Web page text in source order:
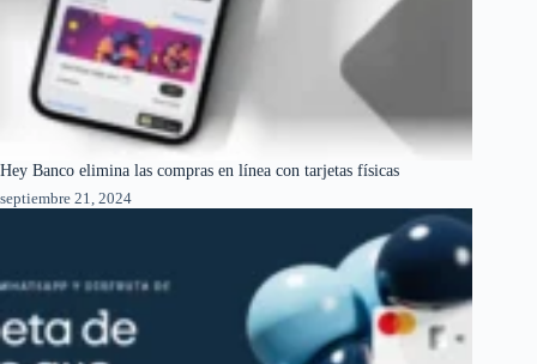
Hey Banco elimina las compras en línea con tarjetas físicas
septiembre 21, 2024